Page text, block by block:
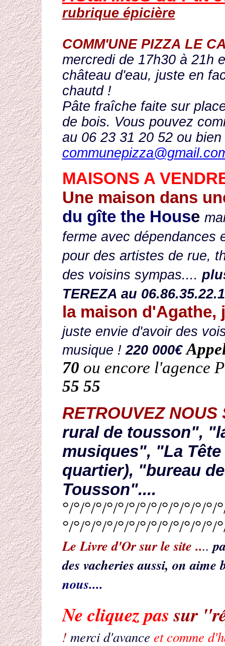
rubrique épicière
COMM'UNE PIZZA LE
mercredi de 17h30 à 21h
château d'eau, juste en
chautd !
Pâte fraîche faite sur
de bois. Vous pouvez
au 06 23 31 20 52 ou bien
MAISONS A
Une maison dans
du gîte the House
ferme avec dépendances
pour des artistes de rue,
des voisins sympas....
TEREZA au
la maison d'Agathe,
juste envie d'avoir des
musique !220 000€
70 ou encore l'agence
55 55
RETROUVEZ
rural de tousson",
musiques", "La
quartier), "bureau
Tousson"....
°/°/°/°/°/°/°/°/°/°/°/°/°/°/
°/°/°/°/°/°/°/°/°/°/°/°/°/°/
Le Livre d'Or sur le site ....
des vacheries aussi, on
nous....
Ne cliquez passur
! merci d'avance et comme